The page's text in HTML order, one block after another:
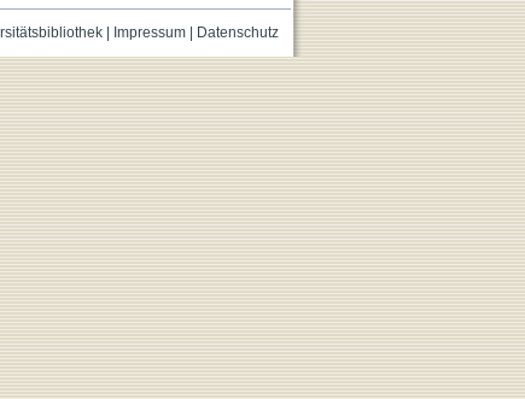
| Impressum| Datenschutz